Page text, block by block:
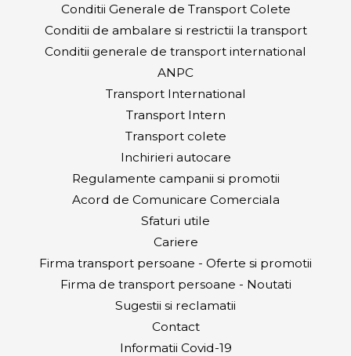
Conditii Generale de Transport Colete
Conditii de ambalare si restrictii la transport
Conditii generale de transport international
ANPC
Transport International
Transport Intern
Transport colete
Inchirieri autocare
Regulamente campanii si promotii
Acord de Comunicare Comerciala
Sfaturi utile
Cariere
Firma transport persoane - Oferte si promotii
Firma de transport persoane - Noutati
Sugestii si reclamatii
Contact
Informatii Covid-19